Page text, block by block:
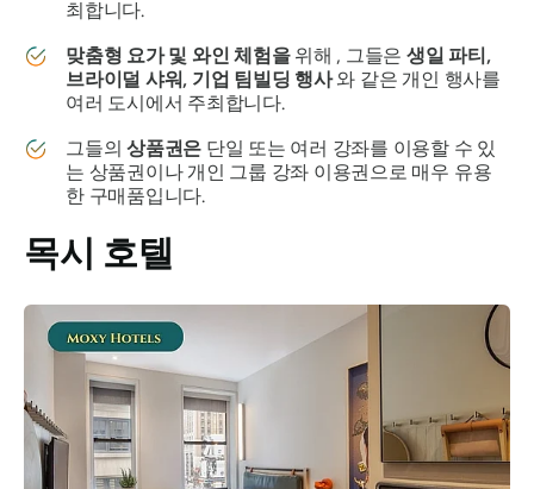
최합니다.
맞춤형 요가 및 와인 체험을위해 , 그들은생일 파티,
브라이덜 샤워, 기업 팀빌딩 행사와 같은 개인 행사를
여러 도시에서 주최합니다.
그들의상품권은 단일 또는 여러 강좌를 이용할 수 있
는 상품권이나 개인 그룹 강좌 이용권으로 매우 유용
한 구매품입니다.
목시 호텔